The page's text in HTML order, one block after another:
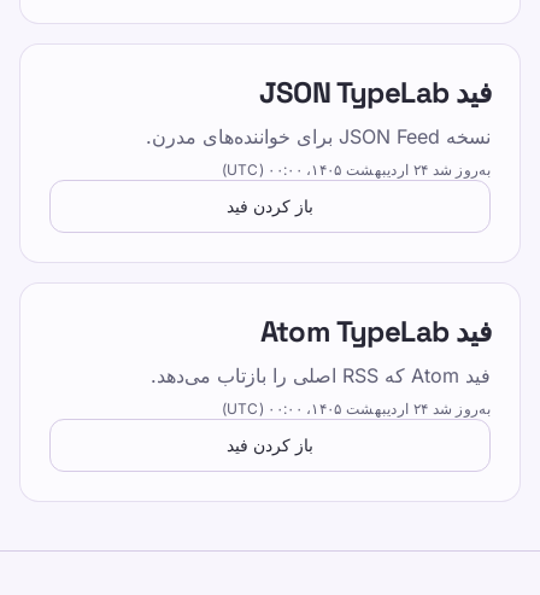
منابع
تایپ کردن را برای کودکان، نوجوانان، بزرگسالان و
سالمندان سرگرم کننده و موثر کنید. با روش ساخت
سیاست حفظ حریم خصوصی
شرایط خدمات
Editorial Policy
تماس بگیرید
آموزش
فید JSON TypeLab
نسخه JSON Feed برای خواننده‌های مدرن.
به‌روز شد ۲۴ اردیبهشت ۱۴۰۵،‏ ۰۰:۰۰ (UTC)
باز کردن فید
فید Atom TypeLab
فید Atom که RSS اصلی را بازتاب می‌دهد.
به‌روز شد ۲۴ اردیبهشت ۱۴۰۵،‏ ۰۰:۰۰ (UTC)
باز کردن فید